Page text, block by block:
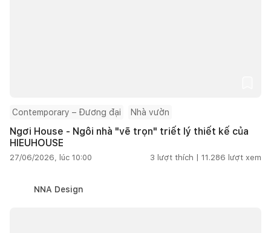
Contemporary – Đương đại Nhà vườn
Ngơi House - Ngôi nhà "vẽ trọn" triết lý thiết kế của
HIEUHOUSE
27/06/2026, lúc 10:00 3 lượt thích | 11.286 lượt xem
NNA Design